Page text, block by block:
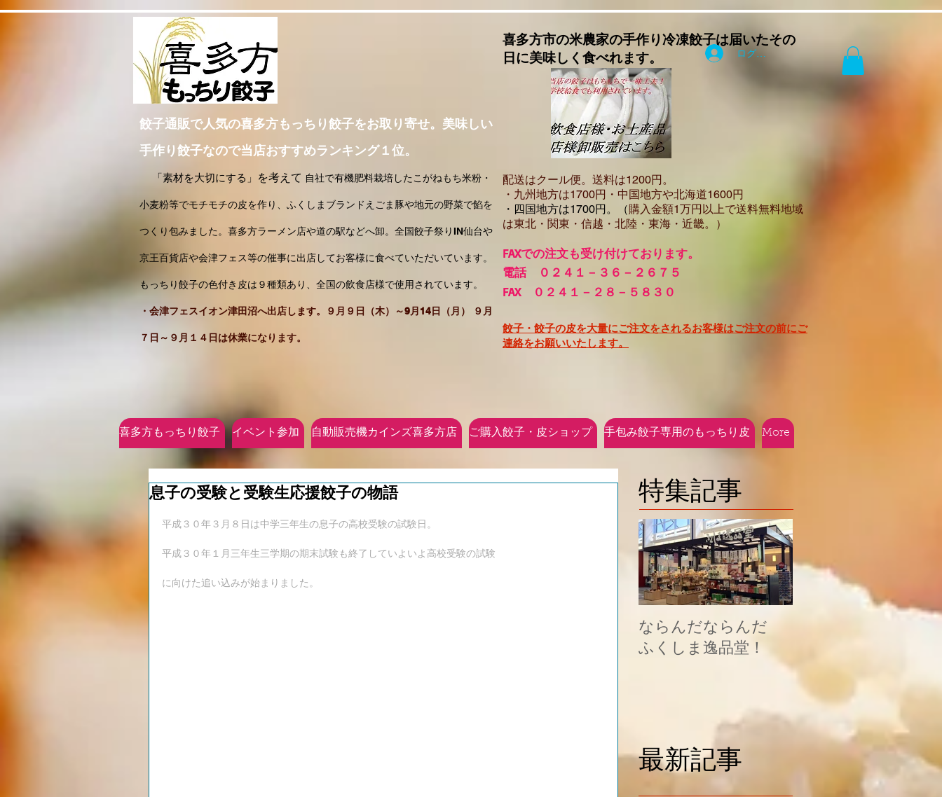
餃子通販で人気の喜多方もっちり餃子をお取り寄せ。美味しい
手作り餃子なので当店おすすめランキング１位。
「素材を大切にする」 を考えて 自社で有機肥料栽培したこがねもち米粉・
小麦粉等でモチモチの皮を作り、ふくしまブランドえごま豚や地元の野菜で餡を
つくり包みました。喜多方ラーメン店や道の駅などへ卸。全国餃子祭りIN仙台や
京王百貨店や会津フェス等の催事に出店してお客様に食べていただいています。
もっちり餃子の色付き皮は９種類あり、全国の飲食店様で使用されています。
・会津フェスイオン津田沼へ出店します。９月９日（木）～9月14日（月） ９月
７日～９月１４日は休業になります。
喜多方市の米農家の手作り冷凍餃子は届いたその
日に美味しく食べれます。
配送はクール便。送料は1200円。
・​九州地方は1700円 ・中国地方や北海道1600円
・四国地方は1700円。（購入金額1万円以上で送料無料地域
は東北・関東・信越・北陸・東海・近畿。）
FAXでの注文も受け付けております。
電話 ０２４１－３６－２６７５
FAX ０２４１－２８－５８３０
餃子・餃子の皮を大量にご注文をされるお客様はご注文の前にご
連絡をお願いいたします。​
ログイン
喜多方もっちり餃子 イベント参加 自動販売機カインズ喜多方店 ご購入餃子・皮ショップ 手包み餃子専用のもっちり皮 More
息子の受験と受験生応援餃子の物語
平成３０年３月８日は中学三年生の息子の高校受験の試験日。
平成３０年１月三年生三学期の期末試験も終了していよいよ高校受験の試験
に向けた追い込みが始まりました。
特集記事
ならんだならんだ
ふくしま逸品堂！
最新記事